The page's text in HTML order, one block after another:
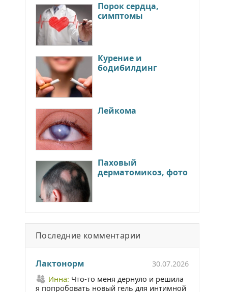
Порок сердца,
симптомы
Курение и
бодибилдинг
Лейкома
Паховый
дерматомикоз, фото
Последние комментарии
Лактонорм
30.07.2026
Инна: Что-то меня дернуло и решила
я попробовать новый гель для интимной